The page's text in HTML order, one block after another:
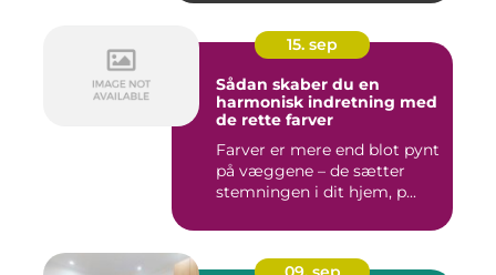
15. sep
Sådan skaber du en
harmonisk indretning med
de rette farver
Farver er mere end blot pynt
på væggene – de sætter
stemningen i dit hjem, p...